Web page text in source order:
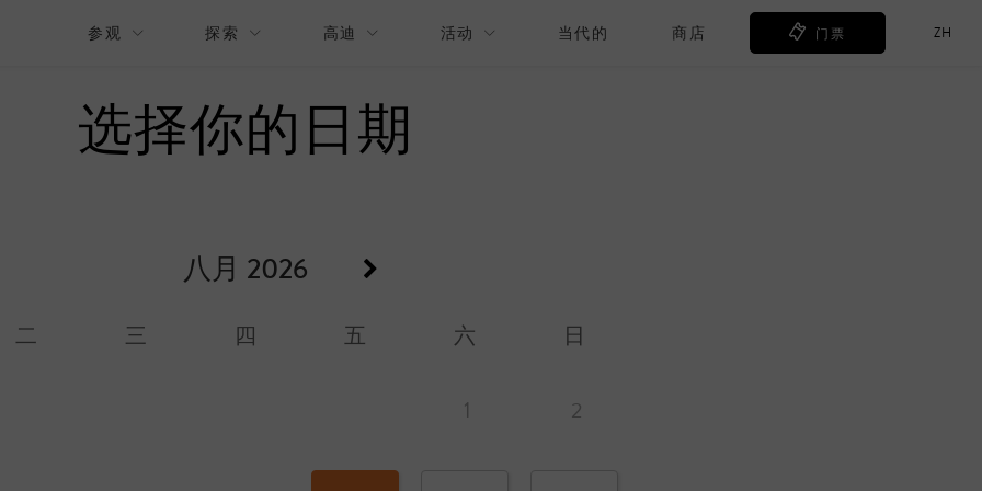
参观 探索 高迪 活动 当代的 商店 门票 ZH
选择你的日期
八月 2026
二 三 四 五 六 日
1 2